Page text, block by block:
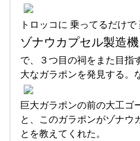
トロッコに 乗ってるだけ
ゾナウカプセル製造
で、３つ目の祠をまた目指
大なガラポンを発見する。
巨大ガラポンの前の大工ゴ
と、このガラポンがゾナウ
とを教えてくれた。